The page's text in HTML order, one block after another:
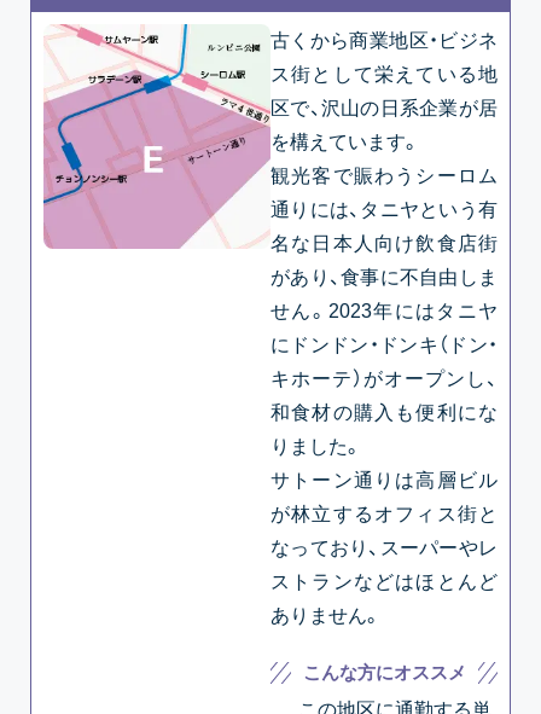
古くから商業地区・ビジネ
ス街として栄えている地
区で、沢山の日系企業が居
を構えています。
観光客で賑わうシーロム
通りには、タニヤという有
名な日本人向け飲食店街
があり、食事に不自由しま
せん。2023年にはタニヤ
にドンドン・ドンキ（ドン・
キホーテ）がオープンし、
和食材の購入も便利にな
りました。
サトーン通りは高層ビル
が林立するオフィス街と
なっており、スーパーやレ
ストランなどはほとんど
ありません。
こんな方にオススメ
この地区に通勤する単